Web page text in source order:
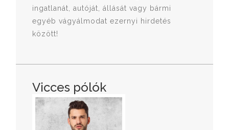
ingatlanát, autóját, állását vagy bármi
egyéb vágyálmodat ezernyi hirdetés
között!
Vicces pólók